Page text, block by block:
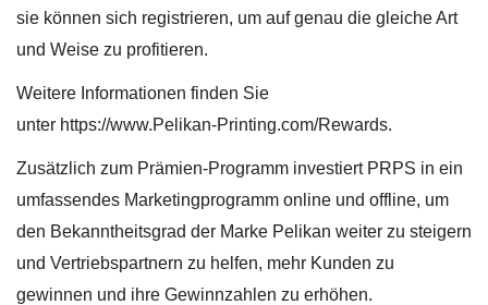
sie können sich registrieren, um auf genau die gleiche Art
und Weise zu profitieren.
Weitere Informationen finden Sie
unter https://www.Pelikan-Printing.com/Rewards.
Zusätzlich zum Prämien-Programm investiert PRPS in ein
umfassendes Marketingprogramm online und offline, um
den Bekanntheitsgrad der Marke Pelikan weiter zu steigern
und Vertriebspartnern zu helfen, mehr Kunden zu
gewinnen und ihre Gewinnzahlen zu erhöhen.